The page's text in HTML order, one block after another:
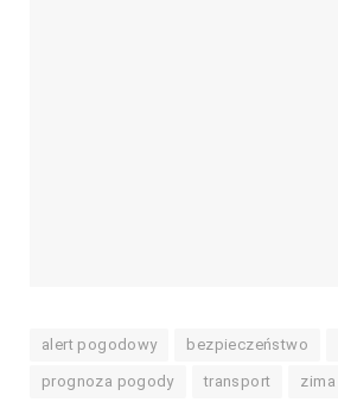
alert pogodowy bezpieczeństwo
prognoza pogody transport zima